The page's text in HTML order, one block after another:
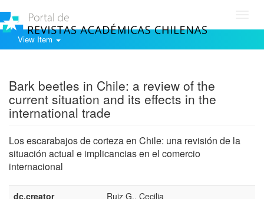
View Item
Bark beetles in Chile: a review of the
current situation and its effects in the
international trade
Los escarabajos de corteza en Chile: una revisión de la
situación actual e implicancias en el comercio
internacional
dc.creator
Ruiz G., Cecilia